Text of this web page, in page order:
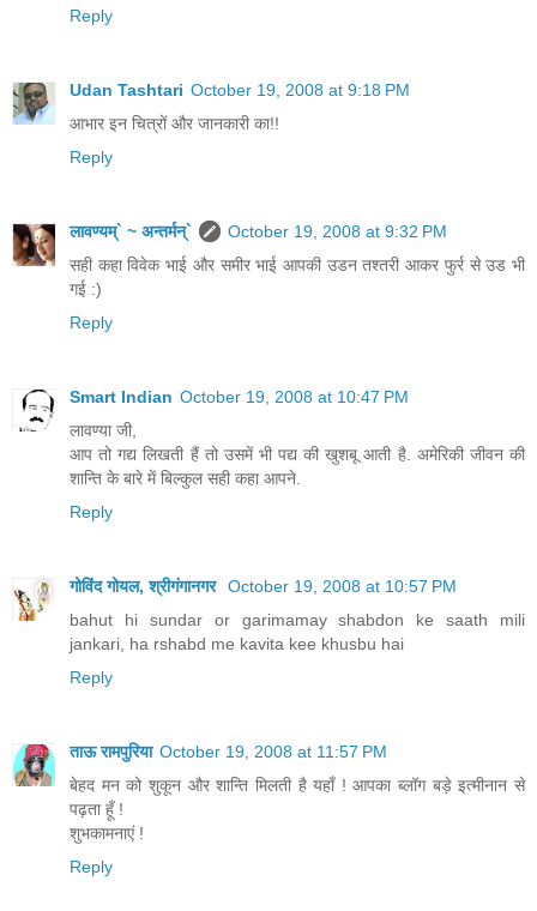
Reply
Udan Tashtari October 19, 2008 at 9:18 PM
आभार इन चित्रों और जानकारी का!!
Reply
लावण्यम्` ~ अन्तर्मन्`
October 19, 2008 at 9:32 PM
सही कहा विवेक भाई और समीर भाई आपकी उडन तश्तरी आकर फुर्र से उड भी
गई :)
Reply
Smart Indian October 19, 2008 at 10:47 PM
लावण्या जी,
आप तो गद्य लिखती हैं तो उसमें भी पद्य की खुशबू आती है. अमेरिकी जीवन की
शान्ति के बारे में बिल्कुल सही कहा आपने.
Reply
गोविंद गोयल, श्रीगंगानगर October 19, 2008 at 10:57 PM
bahut hi sundar or garimamay shabdon ke saath mili
jankari, ha rshabd me kavita kee khusbu hai
Reply
ताऊ रामपुरिया October 19, 2008 at 11:57 PM
बेहद मन को शुकून और शान्ति मिलती है यहाँ ! आपका ब्लॉग बड़े इत्मीनान से
पढ़ता हूँ !
शुभकामनाएं !
Reply